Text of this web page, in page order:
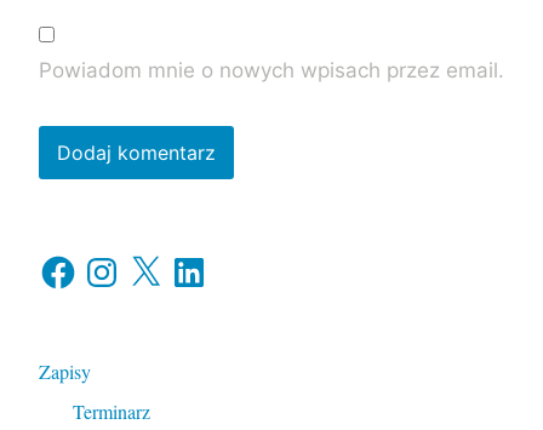
Powiadom mnie o nowych wpisach przez email.
FacebookInstagram
X LinkedIn
Zapisy
Terminarz